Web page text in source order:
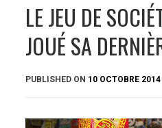
LE JEU DE
JOUÉ SA
PUBLISHED ON 10 OCTOBRE 2014